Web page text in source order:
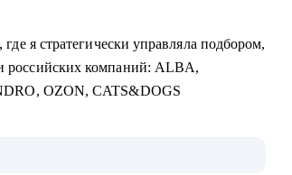
я стратегически управляла подбором,
российских компаний: ALBA,
OZON, CATS&DOGS
и Финансы, Отели / Рестораны /